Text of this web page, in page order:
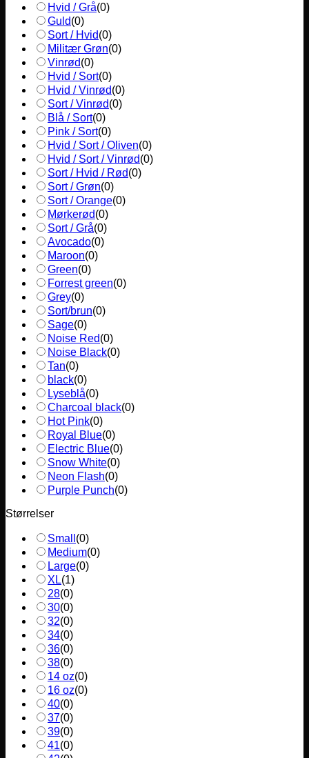
Hvid / Grå(0)
Guld(0)
Sort / Hvid(0)
Militær Grøn(0)
Vinrød(0)
Hvid / Sort(0)
Hvid / Vinrød(0)
Sort / Vinrød(0)
Blå / Sort(0)
Pink / Sort(0)
Hvid / Sort / Oliven(0)
Hvid / Sort / Vinrød(0)
Sort / Hvid / Rød(0)
Sort / Grøn(0)
Sort / Orange(0)
Mørkerød(0)
Sort / Grå(0)
Avocado(0)
Maroon(0)
Green(0)
Forrest green(0)
Grey(0)
Sort/brun(0)
Sage(0)
Noise Red(0)
Noise Black(0)
Tan(0)
black(0)
Lyseblå(0)
Charcoal black(0)
Hot Pink(0)
Royal Blue(0)
Electric Blue(0)
Snow White(0)
Neon Flash(0)
Purple Punch(0)
Størrelser
Small (0)
Medium(0)
Large(0)
XL(1)
28(0)
30(0)
32(0)
34(0)
36(0)
38(0)
14 oz(0)
16 oz(0)
40(0)
37(0)
39(0)
41(0)